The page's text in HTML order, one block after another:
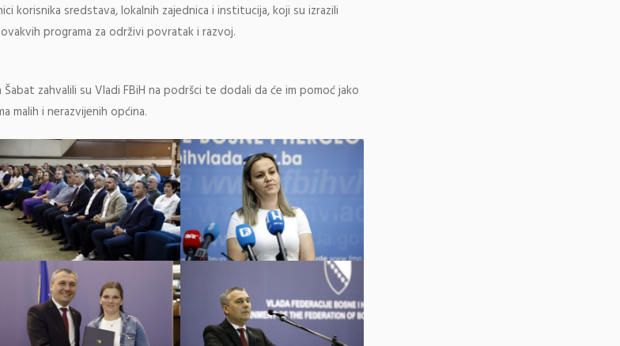
korisnika sredstava, lokalnih zajednica i institucija, koji su izrazili
programa za održivi povratak i razvoj.
zahvalili su Vladi FBiH na podršci te dodali da će im pomoć jako
malih i nerazvijenih općina.